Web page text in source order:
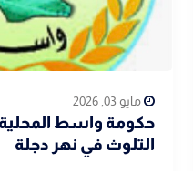
مايو 03, 2026
حكومة واسط المحلية
التلوث في نهر دجلة